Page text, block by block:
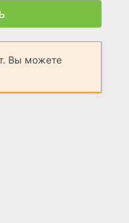
Вы можете